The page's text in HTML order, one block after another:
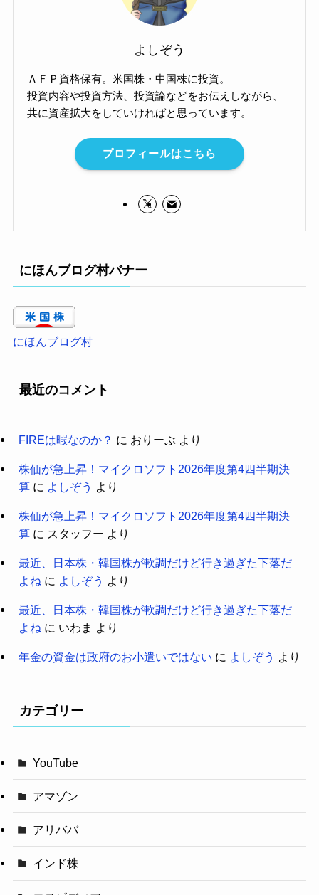
よしぞう
ＡＦＰ資格保有。米国株・中国株に投資。
投資内容や投資方法、投資論などをお伝えしながら、
共に資産拡大をしていければと思っています。
プロフィールはこちら
にほんブログ村バナー
にほんブログ村
最近のコメント
FIREは暇なのか？ に おりーぶ より
株価が急上昇！マイクロソフト2026年度第4四半期決
算に よしぞう より
株価が急上昇！マイクロソフト2026年度第4四半期決
算に スタッフー より
最近、日本株・韓国株が軟調だけど行き過ぎた下落だ
よね に よしぞう より
最近、日本株・韓国株が軟調だけど行き過ぎた下落だ
よね に いわま より
年金の資金は政府のお小遣いではない に よしぞう より
カテゴリー
YouTube
アマゾン
アリババ
インド株